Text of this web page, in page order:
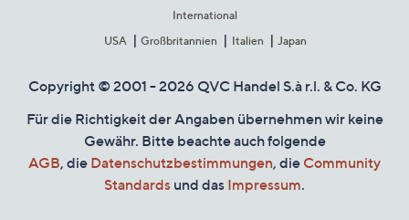
International
USA
Großbritannien Italien Japan
Copyright © 2001 - 2026 QVC Handel S.à r.l. & Co. KG
Für die Richtigkeit der Angaben übernehmen wir keine
Gewähr. Bitte beachte auch folgende
AGB, die Datenschutzbestimmungen, die Community
Standards und das Impressum.